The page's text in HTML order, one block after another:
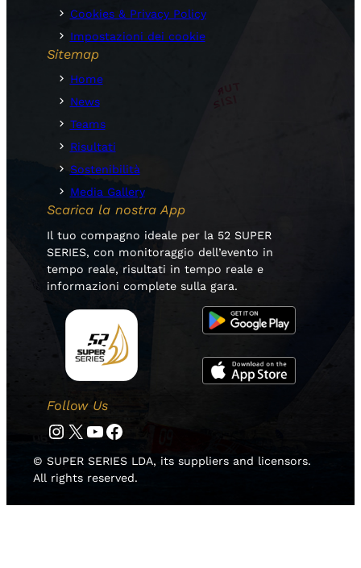
Cookies & Privacy Policy
Impostazioni dei cookie
Sitemap
Home
News
Teams
Risultati
Sostenibilità
Media Gallery
Scarica la nostra App
Il tuo compagno ideale per la 52 SUPER
SERIES, con monitoraggio dell’evento in
tempo reale, risultati in tempo reale e
informazioni complete sulla gara.
Follow Us
Instagram Twitter YouTube Facebook
© SUPER SERIES LDA, its suppliers and licensors.
All rights reserved.